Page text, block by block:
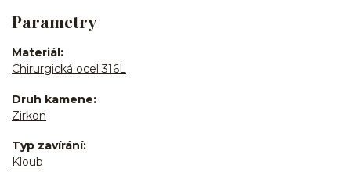
Parametry
Materiál
Chirurgická ocel 316L
Druh kamene
Zirkon
Typ zavírání
Kloub